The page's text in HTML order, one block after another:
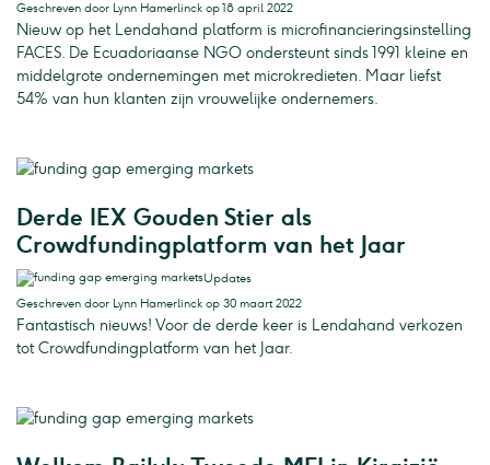
Geschreven door Lynn Hamerlinck op 18 april 2022
Nieuw op het Lendahand platform is microfinancieringsinstelling
FACES. De Ecuadoriaanse NGO ondersteunt sinds 1991 kleine en
middelgrote ondernemingen met microkredieten. Maar liefst
54% van hun klanten zijn vrouwelijke ondernemers.
Derde IEX Gouden Stier als
Crowdfundingplatform van het Jaar
Updates
Geschreven door Lynn Hamerlinck op 30 maart 2022
Fantastisch nieuws! Voor de derde keer is Lendahand verkozen
tot Crowdfundingplatform van het Jaar.